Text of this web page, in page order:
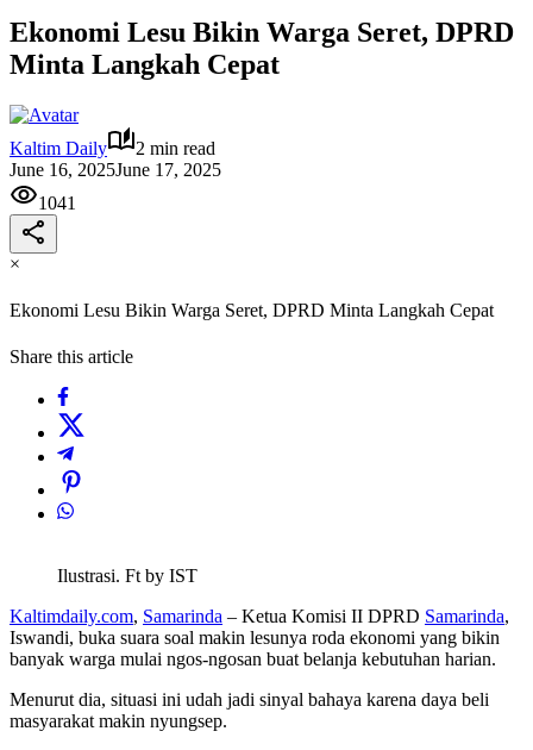
Ekonomi Lesu Bikin Warga Seret, DPRD
Minta Langkah Cepat
Kaltim Daily
2 min read
June 16, 2025June 17, 2025
1041
×
Ekonomi Lesu Bikin Warga Seret, DPRD Minta Langkah Cepat
Share this article
Ilustrasi. Ft by IST
Kaltimdaily.com, Samarinda – Ketua Komisi II DPRD Samarinda,
Iswandi, buka suara soal makin lesunya roda ekonomi yang bikin
banyak warga mulai ngos-ngosan buat belanja kebutuhan harian.
Menurut dia, situasi ini udah jadi sinyal bahaya karena daya beli
masyarakat makin nyungsep.